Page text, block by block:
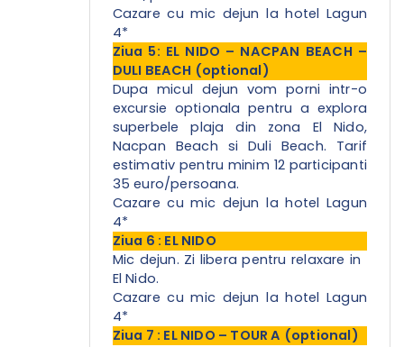
Cazare cu mic dejun la hotel Lagun
4*
Ziua 5: EL NIDO – NACPAN BEACH –
DULI BEACH (optional)
Dupa micul dejun vom porni intr-o
excursie optionala pentru a explora
superbele plaja din zona El Nido,
Nacpan Beach si Duli Beach. Tarif
estimativ pentru minim 12 participanti
35 euro/persoana.
Cazare cu mic dejun la hotel Lagun
4*
Ziua 6 : EL NIDO
Mic dejun. Zi libera pentru relaxare in
El Nido.
Cazare cu mic dejun la hotel Lagun
4*
Ziua 7 : EL NIDO – TOUR A (optional)